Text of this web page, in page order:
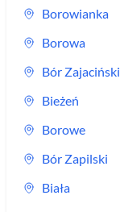
Borowianka
Borowa
Bór Zajaciński
Bieżeń
Borowe
Bór Zapilski
Biała